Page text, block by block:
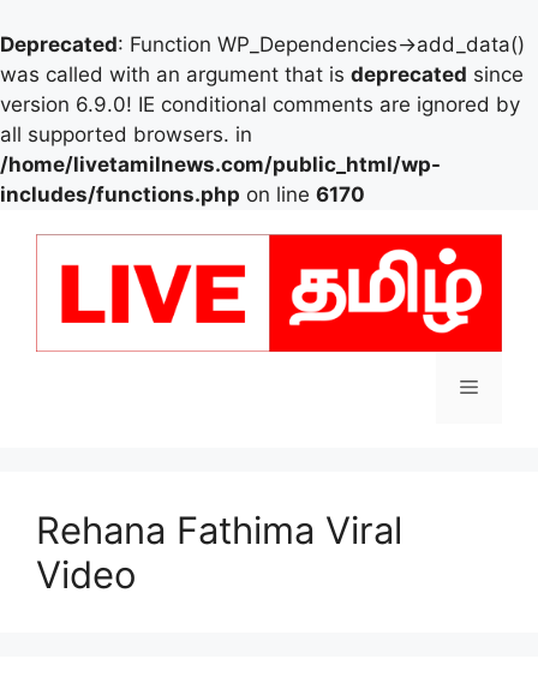
Deprecated: Function WP_Dependencies->add_data()
was called with an argument that is deprecated since
version 6.9.0! IE conditional comments are ignored by
all supported browsers. in
/home/livetamilnews.com/public_html/wp-
includes/functions.php on line 6170
Menu
Rehana Fathima Viral
Video